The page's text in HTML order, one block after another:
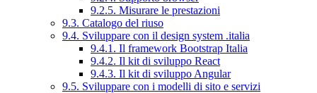
9.2.5. Misurare le prestazioni
9.3. Catalogo del riuso
9.4. Sviluppare con il design system .italia
9.4.1. Il framework Bootstrap Italia
9.4.2. Il kit di sviluppo React
9.4.3. Il kit di sviluppo Angular
9.5. Sviluppare con i modelli di sito e servizi